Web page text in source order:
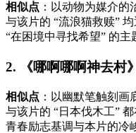
相似点 ：以动物为媒介的
与该片的 “流浪猫救赎”
“在困境中寻找希望” 的主
2. 《哪啊哪啊神去村
相似点 ：以幽默笔触刻画
与该片的 “日本伐木工”
青春励志基调与本片的冷